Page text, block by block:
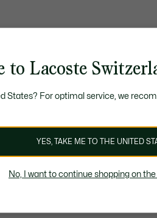
to Lacoste
States? For optimal service, we
YES, TAKE ME TO THE UNITED
No, I want to continue shopping on